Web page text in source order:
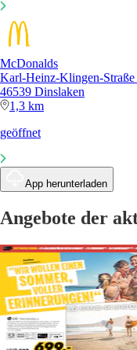
McDonalds
Karl-Heinz-Klingen-Straße
46539 Dinslaken
1,3 km
geöffnet
App herunterladen
Angebote der